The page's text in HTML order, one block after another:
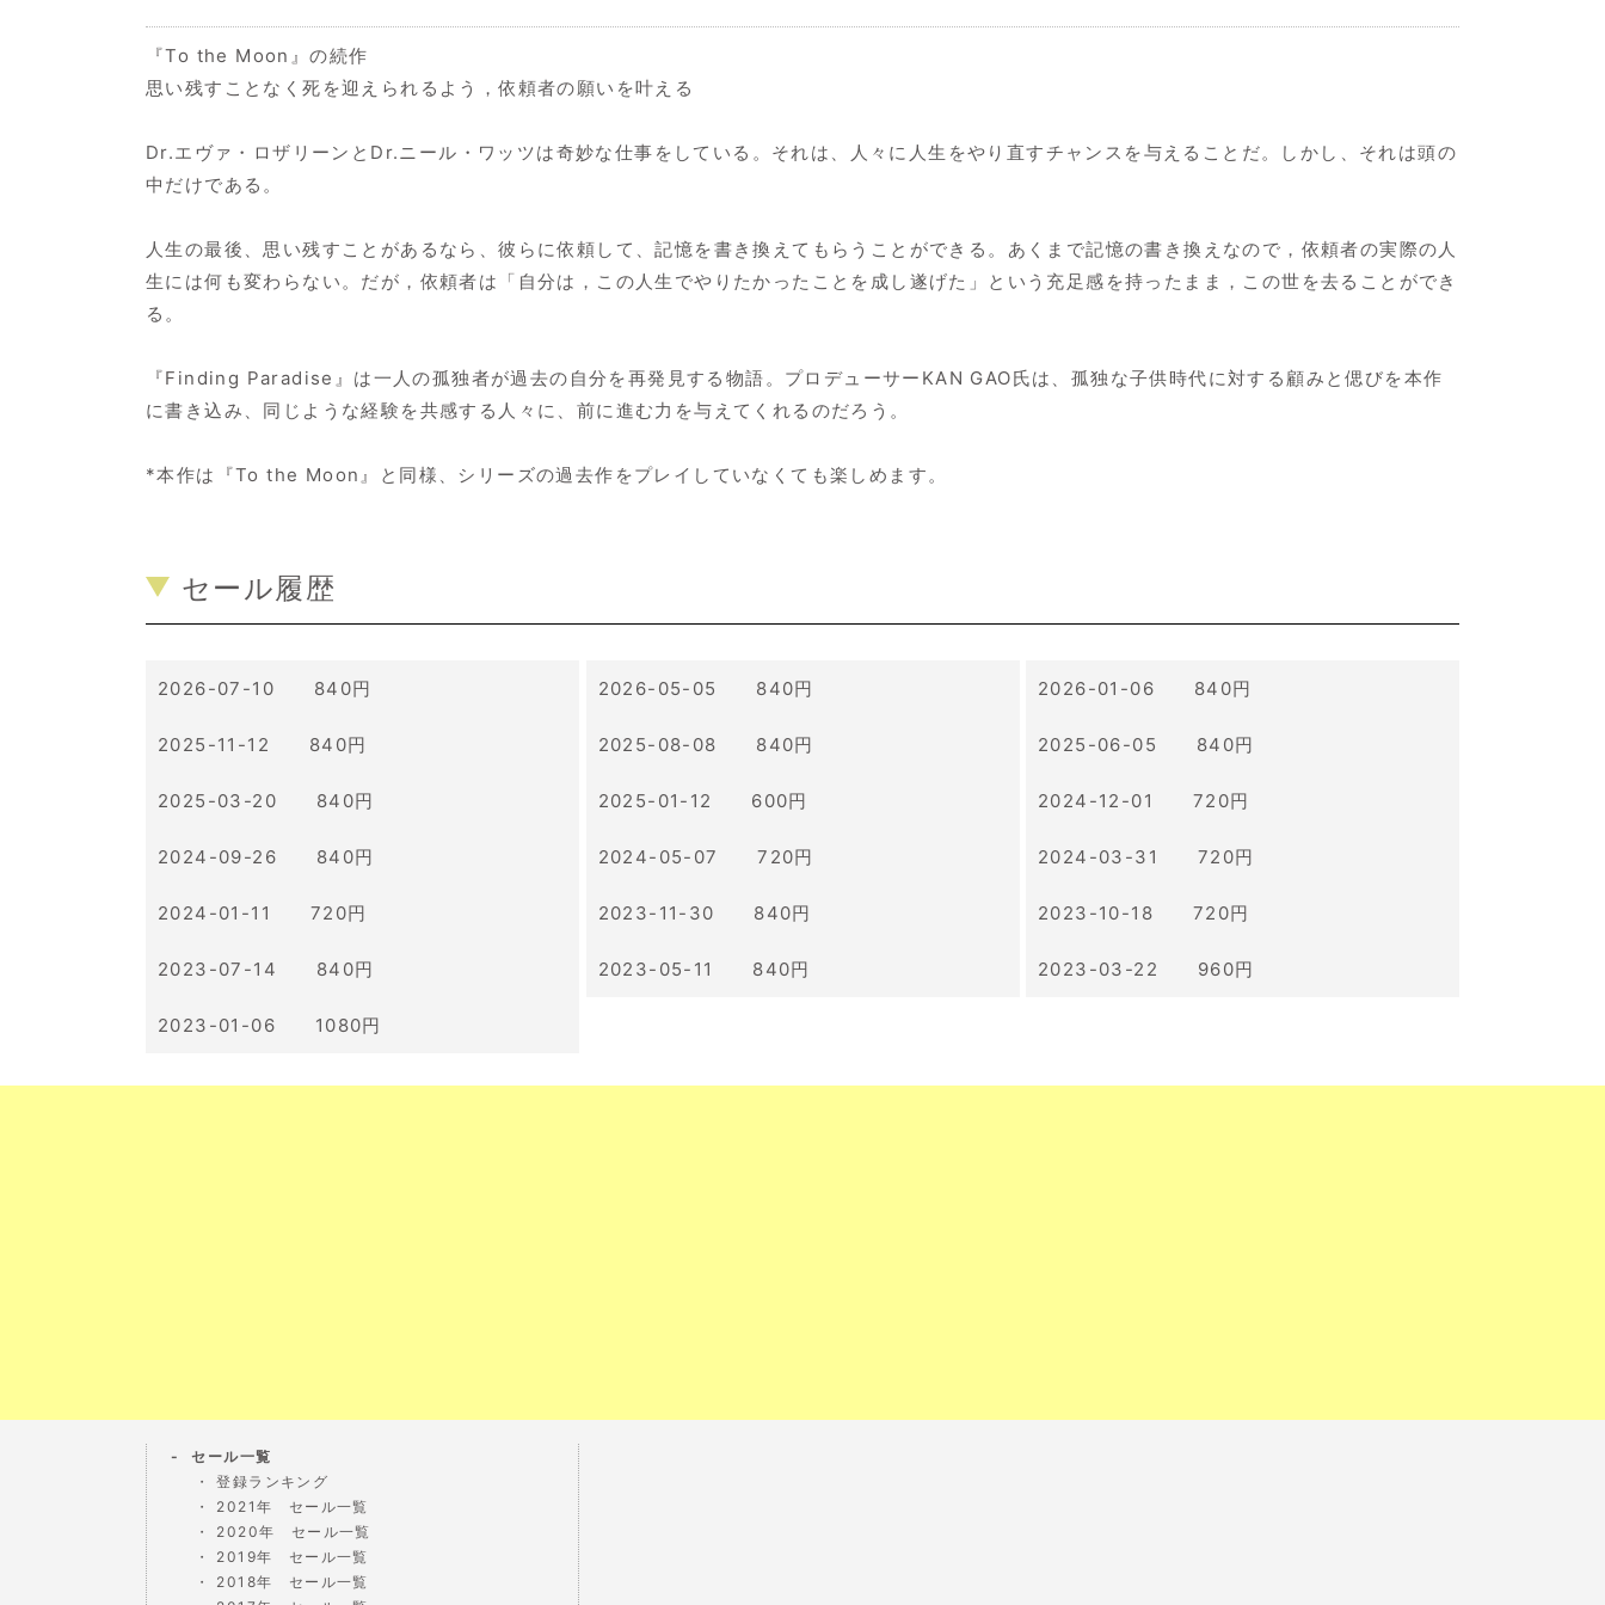
『To the Moon』の続作
思い残すことなく死を迎えられるよう，依頼者の願いを叶える
Dr.エヴァ・ロザリーンとDr.ニール・ワッツは奇妙な仕事をしている。それは、人々に人生をやり直すチャンスを与えることだ。しかし、それは頭の
中だけである。
人生の最後、思い残すことがあるなら、彼らに依頼して、記憶を書き換えてもらうことができる。あくまで記憶の書き換えなので，依頼者の実際の人
生には何も変わらない。だが，依頼者は「自分は，この人生でやりたかったことを成し遂げた」という充足感を持ったまま，この世を去ることができ
る。
『Finding Paradise』は一人の孤独者が過去の自分を再発見する物語。プロデューサーKAN GAO氏は、孤独な子供時代に対する顧みと偲びを本作
に書き込み、同じような経験を共感する人々に、前に進む力を与えてくれるのだろう。
*本作は『To the Moon』と同様、シリーズの過去作をプレイしていなくても楽しめます。
セール履歴
2026-07-10 840円 2026-05-05 840円 2026-01-06 840円
2025-11-12 840円 2025-08-08 840円 2025-06-05 840円
2025-03-20 840円 2025-01-12 600円 2024-12-01 720円
2024-09-26 840円 2024-05-07 720円 2024-03-31 720円
2024-01-11 720円 2023-11-30 840円 2023-10-18 720円
2023-07-14 840円 2023-05-11 840円 2023-03-22 960円
2023-01-06 1080円
セール一覧
登録ランキング
2021年 セール一覧
2020年 セール一覧
2019年 セール一覧
2018年 セール一覧